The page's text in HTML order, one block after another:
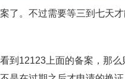
了。不过需要等三到七天
到12123上面的备案，那